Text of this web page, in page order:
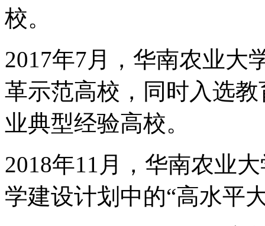
校。
2017年7月，华南农业大
革示范高校，同时入选
业典型经验高校。
2018年11月，华南农业
学建设计划中的“高水平